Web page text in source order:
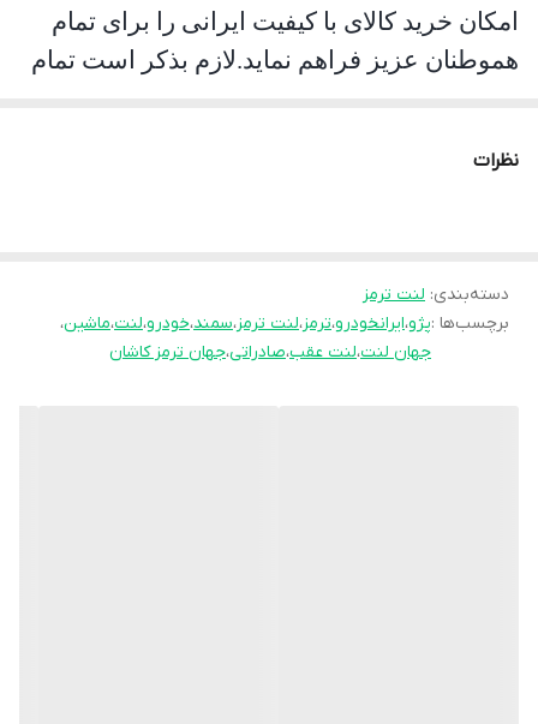
امکان خرید کالای با کیفیت ایرانی را برای تمام
هموطنان عزیز فراهم نماید.لازم بذکر است تمام
نوآوری فرمولاسیون جدید محصول فوق را با نام
تولید شده موفق به جلب رضایت حداکثری
کاربران شده است به طوری پیمایش و عمر مفید
آن قابل قبول است و در زمان استفاده به هیچ
نظرات
دسته‌بندی: لنت ترمز
برچسب‌ها :پژو،ایرانخودرو،ترمز،لنت ترمز،سمند،خودرو،لنت،ماشین،
جهان لنت،لنت عقب،صادراتی،جهان ترمز کاشان